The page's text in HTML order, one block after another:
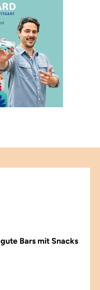
Bars mit Snacks